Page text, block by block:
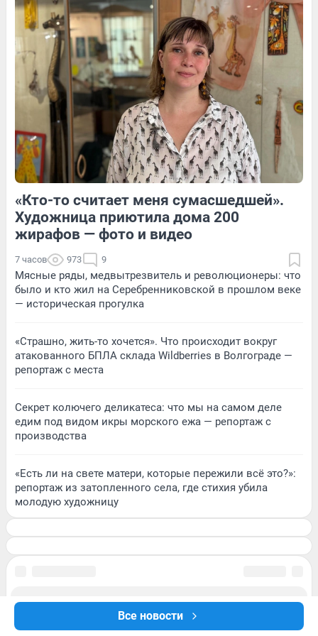
Все новости
Обсудить
1 20 Обсудить
Обсудить
«Кто-то считает меня сумасшедшей».
Художница приютила дома 200
жирафов — фото и видео
7 часов 973 9
Мясные ряды, медвытрезвитель и революционеры: что
было и кто жил на Серебренниковской в прошлом веке
— историческая прогулка
«Страшно, жить-то хочется». Что происходит вокруг
атакованного БПЛА склада Wildberries в Волгограде —
репортаж с места
Секрет колючего деликатеса: что мы на самом деле
едим под видом икры морского ежа — репортаж с
производства
«Есть ли на свете матери, которые пережили всё это?»:
репортаж из затопленного села, где стихия убила
молодую художницу